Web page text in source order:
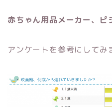
赤ちゃん用品メーカー、ピ
アンケートを参考にしてみ